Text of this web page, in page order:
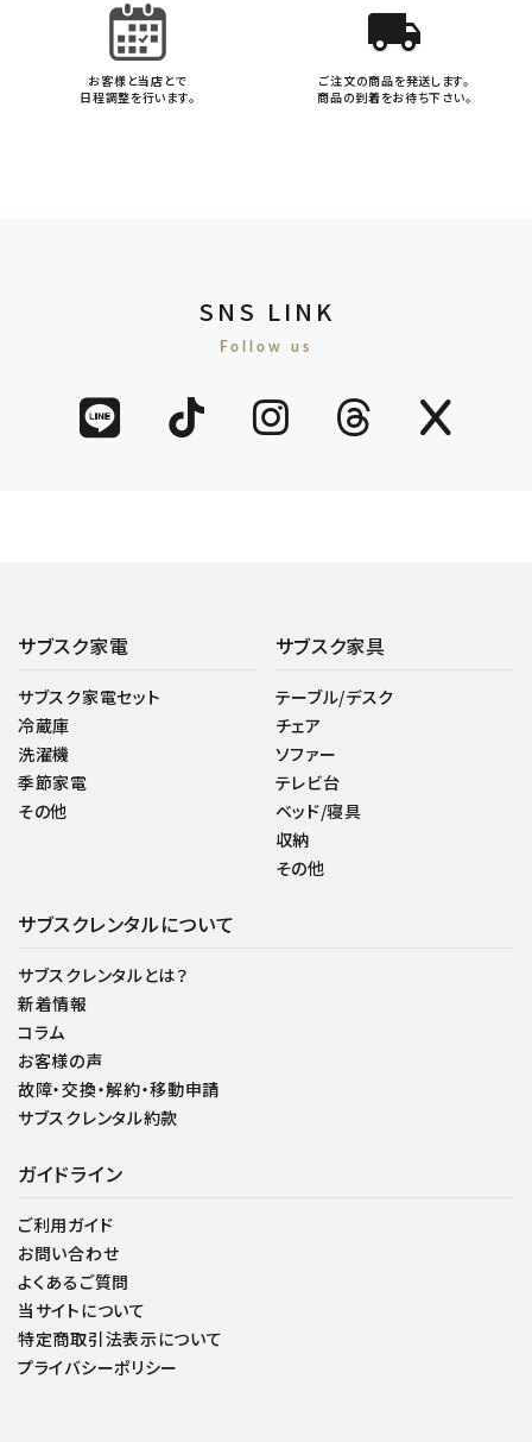
お客様と当店とで
日程調整を行います。
local_shipping
ご注文の商品を発送します。
商品の到着をお待ち下さい。
SNS LINK
Follow us
サブスク家電
サブスク家電セット
冷蔵庫
洗濯機
季節家電
その他
サブスク家具
テーブル/デスク
チェア
ソファー
テレビ台
ベッド/寝具
収納
その他
サブスクレンタルについて
サブスクレンタルとは？
新着情報
コラム
お客様の声
故障・交換・解約・移動申請
サブスクレンタル約款
ガイドライン
ご利用ガイド
お問い合わせ
よくあるご質問
当サイトについて
特定商取引法表示について
プライバシーポリシー